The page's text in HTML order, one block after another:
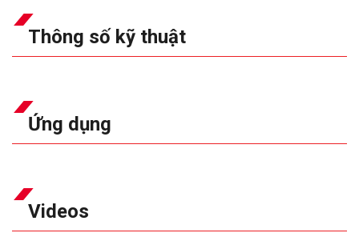
Thông số kỹ thuật
Ứng dụng
Videos